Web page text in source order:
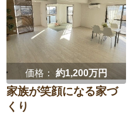
価格：約1,200万円
家族が笑顔になる家づ
くり